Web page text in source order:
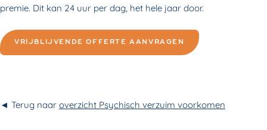
premie. Dit kan 24 uur per dag, het hele jaar door.
VRIJBLIJVENDE OFFERTE AANVRAGEN
◄ Terug naar overzicht Psychisch verzuim voorkomen